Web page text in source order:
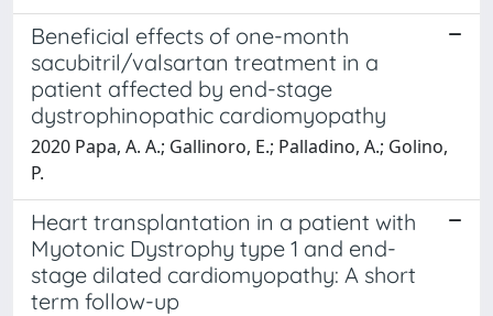
Beneficial effects of one-month
sacubitril/valsartan treatment in a
patient affected by end-stage
dystrophinopathic cardiomyopathy
2020 Papa, A. A.; Gallinoro, E.; Palladino, A.; Golino,
P.
Heart transplantation in a patient with
Myotonic Dystrophy type 1 and end-
stage dilated cardiomyopathy: A short
term follow-up